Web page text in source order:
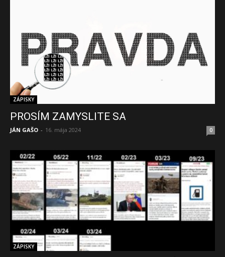
ZÁPISKY
PROSÍM ZAMYSLITE SA
JÁN GAŠO - 16. mája 2024 0
ZÁPISKY